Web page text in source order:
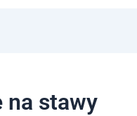
na stawy